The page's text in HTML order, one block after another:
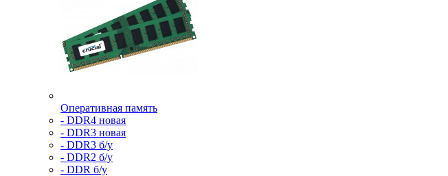
Оперативная память
- DDR4 новая
- DDR3 новая
- DDR3 б/у
- DDR2 б/у
- DDR б/у